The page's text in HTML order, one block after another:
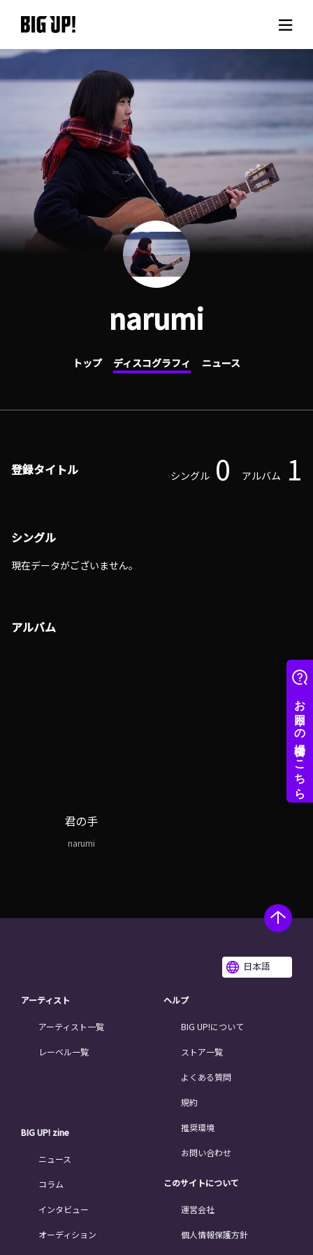
BIG UP!について
ニュース
料金プラン
サポート
ご利用の流れ
よくある質問
narumi
トップ ディスコグラフィ ニュース
登録タイトル シングル 0 アルバム 1
シングル
現在データがございません。
アルバム
君の手
narumi
日本語
アーティスト
アーティスト一覧
レーベル一覧
BIG UP! zine
ニュース
コラム
インタビュー
オーディション
ヘルプ
BIG UP!について
ストア一覧
よくある質問
規約
推奨環境
お問い合わせ
このサイトについて
運営会社
個人情報保護方針